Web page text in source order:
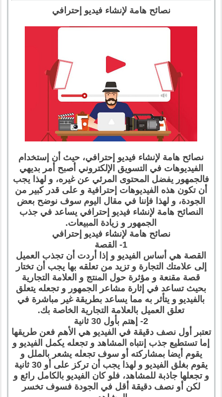
نصائح هامة لإنشاء فيديو إحترافي
نصائح هامة لإنشاء فيديو إحترافي، حيث أن إستخدام
الفيديوهات في التسويق الإلكتروني أصبح أمر بديهي
فالجمهور يفضل المحتوى المرئي عن غيره، و لهذا يجب
أن تكون هذه الفيديوهات إحترافية و على قدر كبير من
الجودة، و لهذا فإننا في مقال اليوم سوف نوضح بعض
النصائح هامة لإنشاء فيديو إحترافي يساعد في جذب
الجمهور و زيادة المبيعات.
نصائح هامة لإنشاء فيديو إحترافي
1- القصة
القصة هي أساس الفيديو و إذا أردت أن تجذب العميل
إلى علامتك التجارة و تزيد من تعلقه بها يجب أن تختار
قصة مقنعة و مؤثرة حول المنتج و العلامة التجارية
بحيث تساعد في إثارة مشاعر الجمهور و تجعله يتعلق
بالفيديو و يتأثر به مما يساعد بطريقة غير مباشرة في
تعلق العميل بالعلامة التجارية الخاصة بك.
2- إهتم بأول 30 ثانية
تعتبر أول نصف دقيقة في الفيديو هي الأهم فعن طريقها
إما تستطيع جذب إنتباه المشاهد و تجعله يكمل الفيديو و
يقوم أيضا بمشاركته أو سوف تجعله يشعر بالملل و
يقوم بغلق الفيديو و لهذا يجب أن تركز على أو 30 ثانية
و تجعلها جاذبة للمشاهد، فلو كان الفيديو بالكامل رائع و
لكن أو نصف دقيقة أقل في الجودة فسوف تخسر